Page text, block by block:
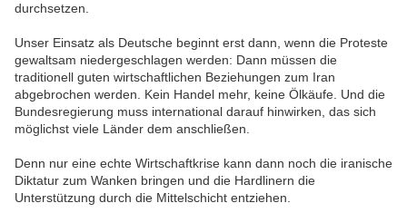
durchsetzen.
Unser Einsatz als Deutsche beginnt erst dann, wenn die Proteste
gewaltsam niedergeschlagen werden: Dann müssen die
traditionell guten wirtschaftlichen Beziehungen zum Iran
abgebrochen werden. Kein Handel mehr, keine Ölkäufe. Und die
Bundesregierung muss international darauf hinwirken, das sich
möglichst viele Länder dem anschließen.
Denn nur eine echte Wirtschaftkrise kann dann noch die iranische
Diktatur zum Wanken bringen und die Hardlinern die
Unterstützung durch die Mittelschicht entziehen.